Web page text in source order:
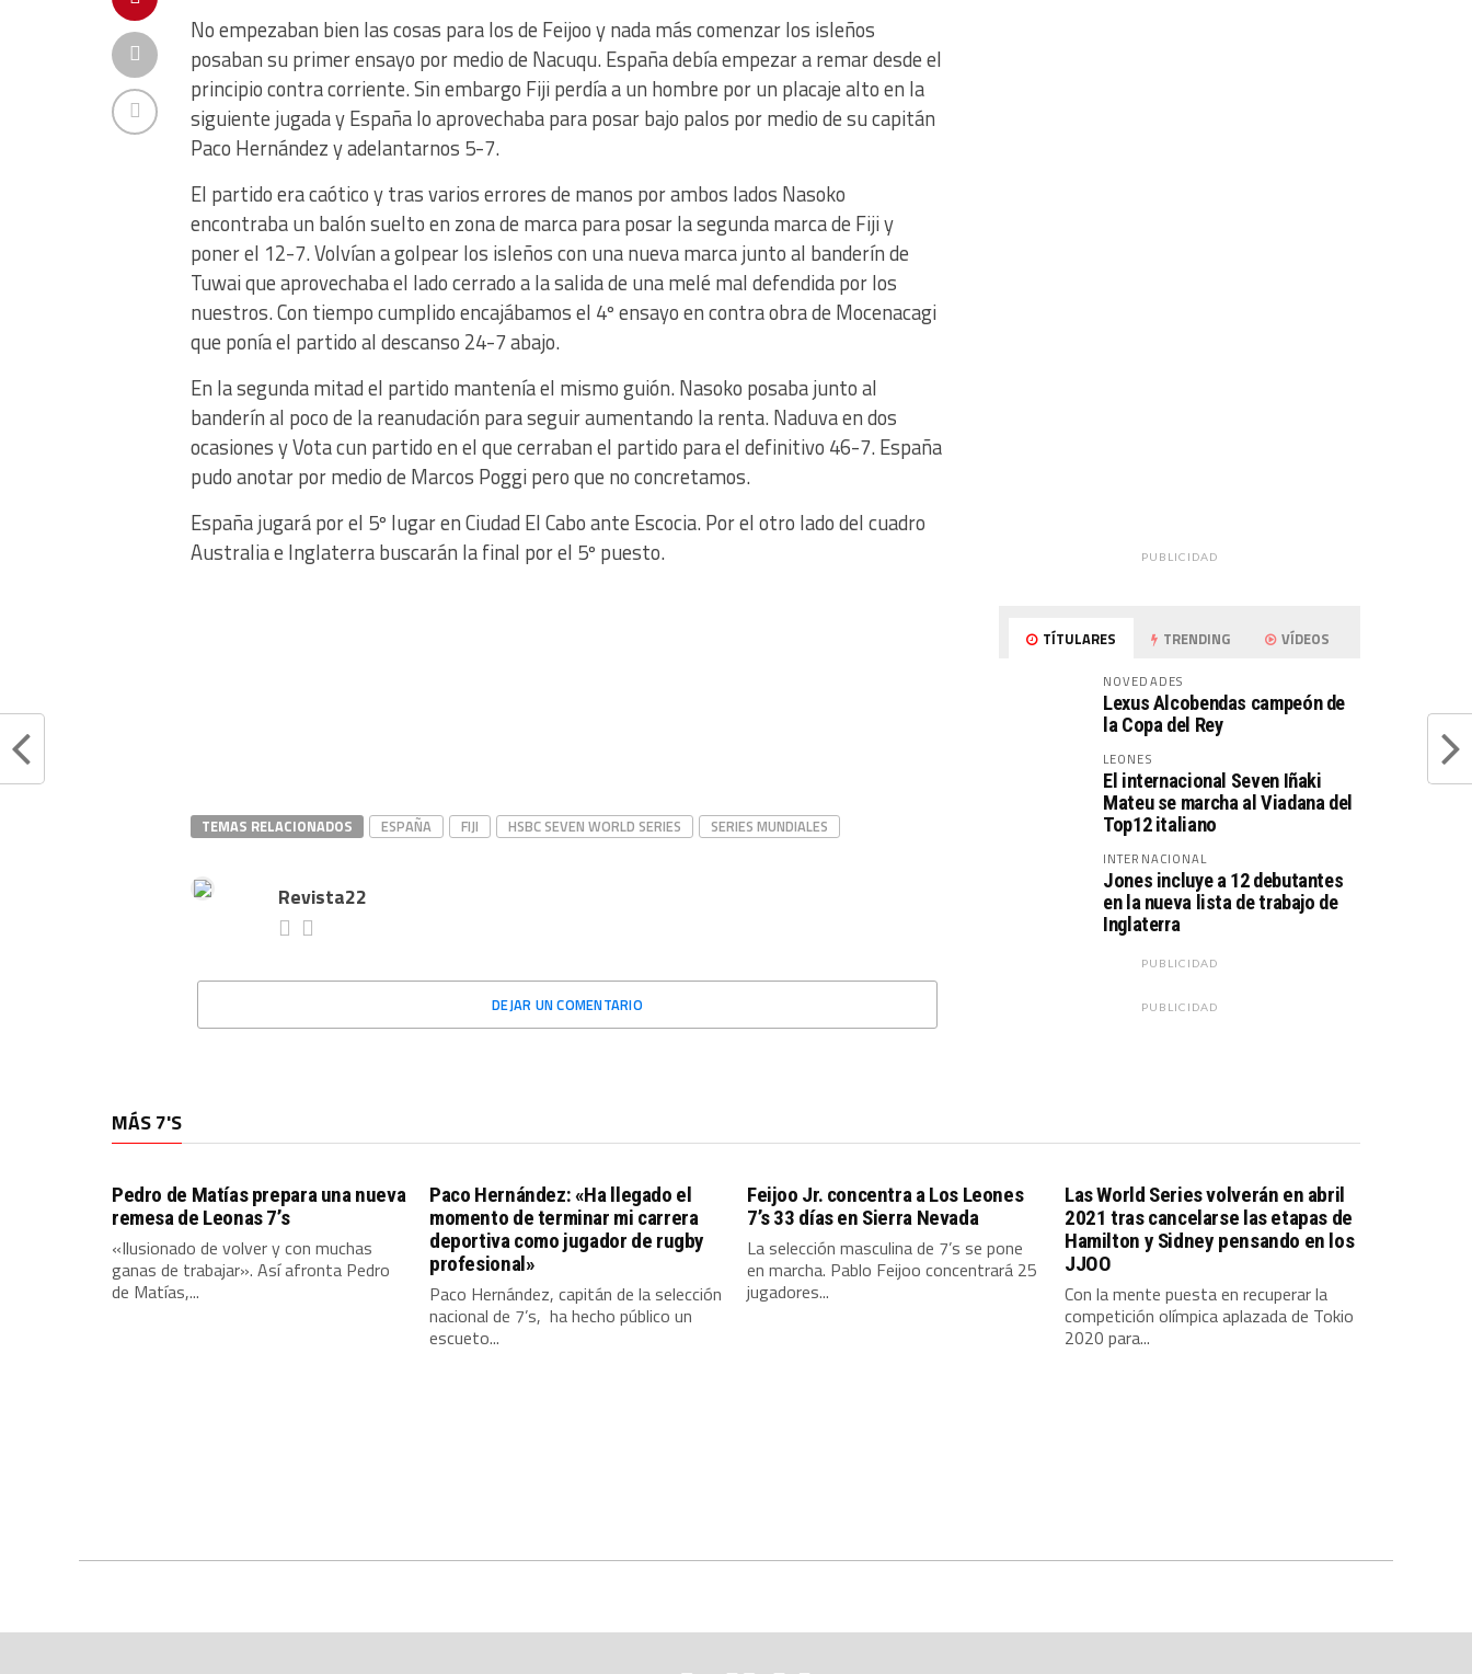
No empezaban bien las cosas para los de Feijoo y nada más comenzar los isleños
posaban su primer ensayo por medio de Nacuqu. España debía empezar a remar desde el
principio contra corriente. Sin embargo Fiji perdía a un hombre por un placaje alto en la
siguiente jugada y España lo aprovechaba para posar bajo palos por medio de su capitán
Paco Hernández y adelantarnos 5-7.
El partido era caótico y tras varios errores de manos por ambos lados Nasoko
encontraba un balón suelto en zona de marca para posar la segunda marca de Fiji y
poner el 12-7. Volvían a golpear los isleños con una nueva marca junto al banderín de
Tuwai que aprovechaba el lado cerrado a la salida de una melé mal defendida por los
nuestros. Con tiempo cumplido encajábamos el 4º ensayo en contra obra de Mocenacagi
que ponía el partido al descanso 24-7 abajo.
En la segunda mitad el partido mantenía el mismo guión. Nasoko posaba junto al
banderín al poco de la reanudación para seguir aumentando la renta. Naduva en dos
ocasiones y Vota cun partido en el que cerraban el partido para el definitivo 46-7. España
pudo anotar por medio de Marcos Poggi pero que no concretamos.
España jugará por el 5º lugar en Ciudad El Cabo ante Escocia. Por el otro lado del cuadro
Australia e Inglaterra buscarán la final por el 5º puesto.
TEMAS RELACIONADOS ESPAÑA FIJI HSBC SEVEN WORLD SERIES SERIES MUNDIALES
Revista22
DEJAR UN COMENTARIO
PUBLICIDAD
TÍTULARES TRENDING VÍDEOS
NOVEDADES
Lexus Alcobendas campeón de
la Copa del Rey
LEONES
El internacional Seven Iñaki
Mateu se marcha al Viadana del
Top12 italiano
INTERNACIONAL
Jones incluye a 12 debutantes
en la nueva lista de trabajo de
Inglaterra
PUBLICIDAD
PUBLICIDAD
MÁS 7'S
Pedro de Matías prepara una nueva
remesa de Leonas 7’s
«Ilusionado de volver y con muchas
ganas de trabajar». Así afronta Pedro
de Matías,...
Paco Hernández: «Ha llegado el
momento de terminar mi carrera
deportiva como jugador de rugby
profesional»
Paco Hernández, capitán de la selección
nacional de 7’s, ha hecho público un
escueto...
Feijoo Jr. concentra a Los Leones
7’s 33 días en Sierra Nevada
La selección masculina de 7’s se pone
en marcha. Pablo Feijoo concentrará 25
jugadores...
Las World Series volverán en abril
2021 tras cancelarse las etapas de
Hamilton y Sidney pensando en los
JJOO
Con la mente puesta en recuperar la
competición olímpica aplazada de Tokio
2020 para...